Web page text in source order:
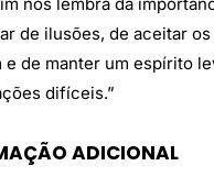
de ilusões, de aceitar
e de manter um espírito
difíceis.”
ADICIONAL